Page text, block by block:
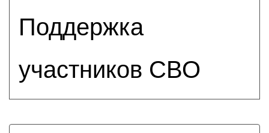
Поддержка
участников СВО